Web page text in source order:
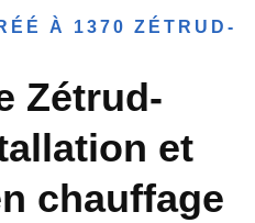
À 1370 ZÉTRUD-
Zétrud-
et
chauffage